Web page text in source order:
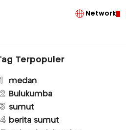
Network
Terpopuler
medan
Bulukumba
sumut
berita sumut